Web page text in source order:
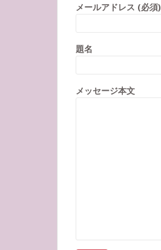
メールアドレス (必須)
題名
メッセージ本文